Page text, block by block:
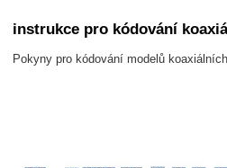
instrukce pro kódování
Pokyny pro kódování modelů